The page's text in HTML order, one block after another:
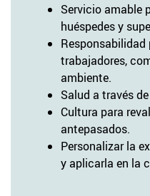
Servicio amable
huéspedes y
Responsabilidad
trabajadores,
ambiente.
Salud a través
Cultura para
antepasados.
Personalizar la
y aplicarla en la